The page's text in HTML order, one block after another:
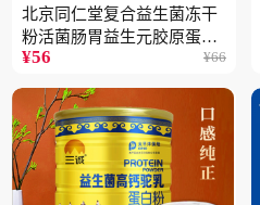
北京同仁堂复合益生菌冻干
粉活菌肠胃益生元胶原蛋白
固体饮料批发3件
¥56 ¥66